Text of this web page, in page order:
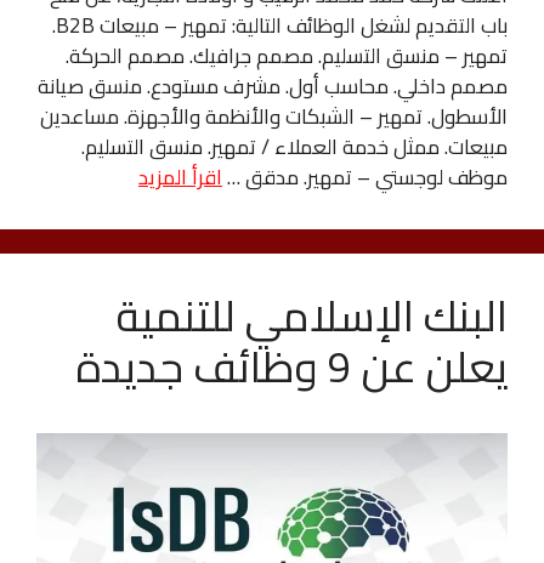
باب التقديم لشغل الوظائف التالية: تمهير – مبيعات B2B.
تمهير – منسق التسليم. مصمم جرافيك. مصمم الحركة.
مصمم داخلي. محاسب أول. مشرف مستودع. منسق صيانة
الأسطول. تمهير – الشبكات والأنظمة والأجهزة. مساعدين
مبيعات. ممثل خدمة العملاء / تمهير. منسق التسليم.
موظف لوجستي – تمهير. مدقق …اقرأ المزيد
‏البنك الإسلامي للتنمية
يعلن عن 9 وظائف جديدة